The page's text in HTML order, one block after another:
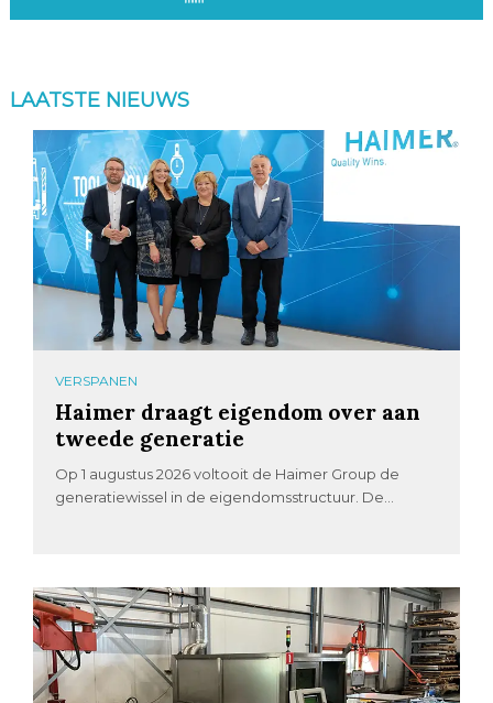
LAATSTE NIEUWS
VERSPANEN
Haimer draagt eigendom over aan
tweede generatie
Op 1 augustus 2026 voltooit de Haimer Group de
generatiewissel in de eigendomsstructuur. De...